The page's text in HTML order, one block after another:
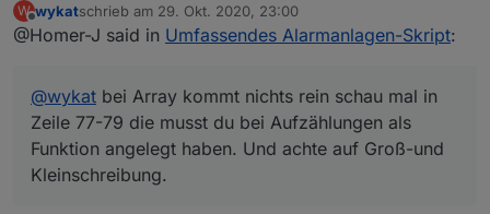
Funktion angelegt haben. Und achte auf Groß-und
Kleinschreibung.
W
Offline
wykatschrieb am 29. Okt. 2020, 23:00
zuletzt editiert von
@Homer-J said in Umfassendes Alarmanlagen-Skript:
@wykat bei Array kommt nichts rein schau mal in
Zeile 77-79 die musst du bei Aufzählungen als
Funktion angelegt haben. Und achte auf Groß-und
Kleinschreibung.